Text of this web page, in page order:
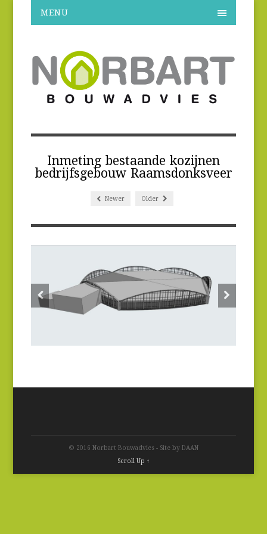
MENU
Inmeting bestaande kozijnen
bedrijfsgebouw Raamsdonksveer
Newer Older
© 2016 Norbart Bouwadvies - Site by DAAN
Scroll Up ↑